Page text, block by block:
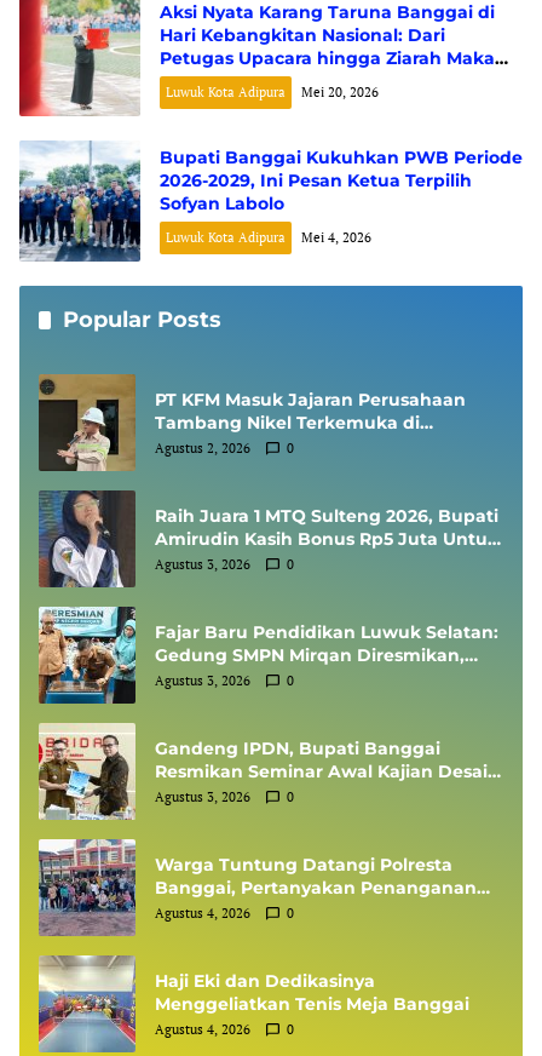
Aksi Nyata Karang Taruna Banggai di
Hari Kebangkitan Nasional: Dari
Petugas Upacara hingga Ziarah Makam
Pahlawan
Luwuk Kota Adipura Mei 20, 2026
Bupati Banggai Kukuhkan PWB Periode
2026-2029, Ini Pesan Ketua Terpilih
Sofyan Labolo
Luwuk Kota Adipura Mei 4, 2026
Popular Posts
PT KFM Masuk Jajaran Perusahaan
Tambang Nikel Terkemuka di
Indonesia, Diundang Kementerian
Agustus 2, 2026 0
Raih Juara 1 MTQ Sulteng 2026, Bupati
Amirudin Kasih Bonus Rp5 Juta Untuk
Siswi MTsN 1 Banggai, Kepala Sekolah
Agustus 3, 2026 0
Fajar Baru Pendidikan Luwuk Selatan:
Gedung SMPN Mirqan Diresmikan,
Bupati Banggai Targetkan Generasi
Agustus 3, 2026 0
Gandeng IPDN, Bupati Banggai
Resmikan Seminar Awal Kajian Desain
Besar Wilayah
Agustus 3, 2026 0
Warga Tuntung Datangi Polresta
Banggai, Pertanyakan Penanganan
Perkara Dugaan Tipikor APBDes
Agustus 4, 2026 0
Haji Eki dan Dedikasinya
Menggeliatkan Tenis Meja Banggai
Agustus 4, 2026 0